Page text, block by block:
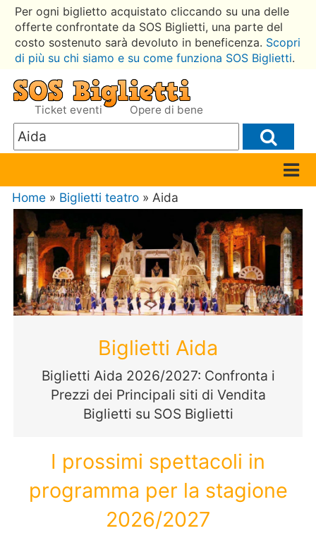
Per ogni biglietto acquistato cliccando su una delle
offerte confrontate da SOS Biglietti, una parte del
costo sostenuto sarà devoluto in beneficenza. Scopri
di più su chi siamo e su come funziona SOS Biglietti.
Ticket eventi Opere di bene
Home » Biglietti teatro » Aida
Biglietti Aida
Biglietti Aida 2026/2027: Confronta i
Prezzi dei Principali siti di Vendita
Biglietti su SOS Biglietti
I prossimi spettacoli in
programma per la stagione
2026/2027